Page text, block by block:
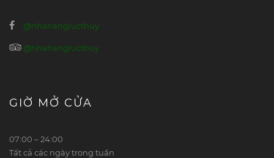
@nhahanglucthuy
@nhahanglucthuy
GIỜ MỞ CỬA
07:00 – 24:00
Tất cả các ngày trong tuần